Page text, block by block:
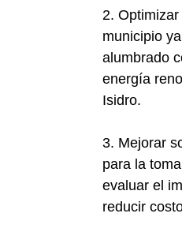
2.
municipio
alumbrado
energía
Isidro.
3. Mejorar
para la
evaluar el
reducir